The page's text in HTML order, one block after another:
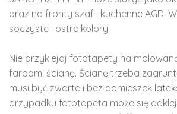
oraz na fronty szaf i kuchenne AGD.
soczyste i ostre kolory.
Nie przyklejaj fototapety na
farbami ścianę. Ścianę trzeba
musi być zwarte i bez domieszek
przypadku fototapeta może się